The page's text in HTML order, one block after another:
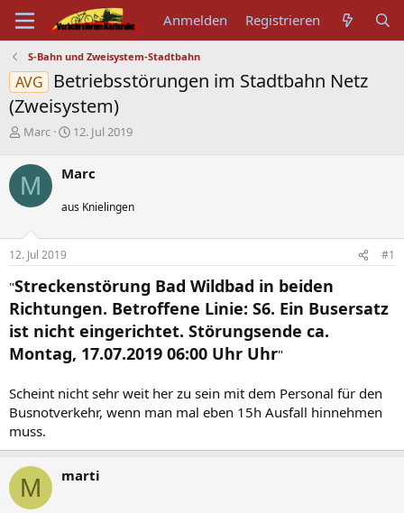
Anmelden Registrieren
S-Bahn und Zweisystem-Stadtbahn
AVG
Betriebsstörungen im Stadtbahn Netz
(Zweisystem)
E
s
t
e
l
e
r
Marc
E
t
l
t
12. Jul 2019
M Marc
aus Knielingen
12. Jul 2019 #1
"Streckenstörung Bad Wildbad in beiden
Richtungen. Betroffene Linie: S6. Ein Busersatz
ist nicht eingerichtet. Störungsende ca.
Montag, 17.07.2019 06:00 Uhr Uhr"
Scheint nicht sehr weit her zu sein mit dem Personal für den
Busnotverkehr, wenn man mal eben 15h Ausfall hinnehmen
muss.
M marti